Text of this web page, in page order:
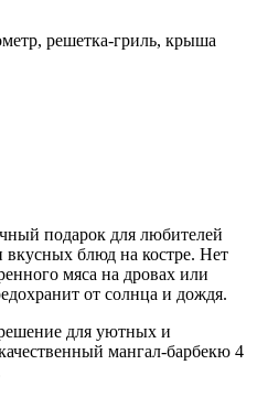
решетка-гриль, крыша
подарок для любителей
вкусных блюд на костре. Нет
мяса на дровах или
от солнца и дождя.
для уютных и
мангал-барбекю 4